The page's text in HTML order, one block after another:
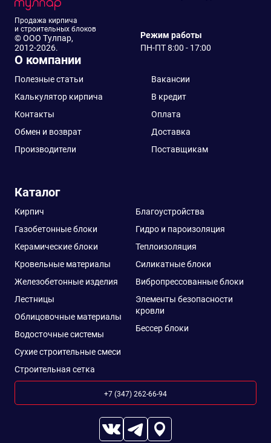
NormanMP
Print РФ
PURETAN
PurLite Matt
Quarzit Pro Matt
Velur
VikingMP
VikingMP Е
Пластизол
Полиэстер
Стальной
бархат
Продажа кирпича
и строительных блоков
© ООО Тулпар,
2012-2026.
Режим работы
ПН-ПТ 8:00 - 17:00
О компании
Полезные статьи
Вакансии
Калькулятор кирпича
В кредит
Контакты
Оплата
Обмен и возврат
Доставка
Производители
Поставщикам
Каталог
Кирпич
Газобетонные блоки
Керамические блоки
Кровельные материалы
Железобетонные изделия
Лестницы
Облицовочные материалы
Водосточные системы
Сухие строительные смеси
Строительная сетка
Благоустройства
Гидро и пароизоляция
Теплоизоляция
Силикатные блоки
Вибропрессованные блоки
Элементы безопасности
кровли
Бессер блоки
+7 (347) 262-66-94